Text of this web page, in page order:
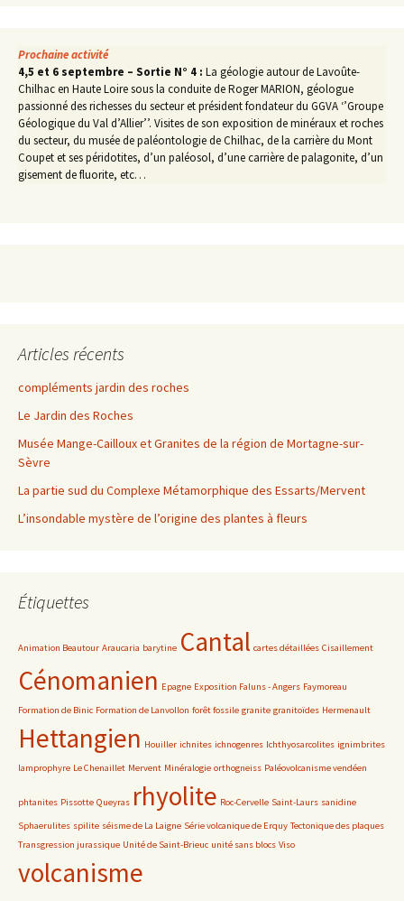
Prochaine activité
4,5 et 6 septembre – Sortie N° 4 : La géologie autour de Lavoûte-
Chilhac en Haute Loire sous la conduite de Roger MARION, géologue
passionné des richesses du secteur et président fondateur du GGVA ‘’Groupe
Géologique du Val d’Allier’’. Visites de son exposition de minéraux et roches
du secteur, du musée de paléontologie de Chilhac, de la carrière du Mont
Coupet et ses péridotites, d’un paléosol, d’une carrière de palagonite, d’un
gisement de fluorite, etc…
Articles récents
compléments jardin des roches
Le Jardin des Roches
Musée Mange-Cailloux et Granites de la région de Mortagne-sur-
Sèvre
La partie sud du Complexe Métamorphique des Essarts/Mervent
L’insondable mystère de l’origine des plantes à fleurs
Étiquettes
Animation Beautour Araucaria barytine Cantal cartes détaillées Cisaillement
Cénomanien Epagne Exposition Faluns - Angers Faymoreau
Formation de Binic Formation de Lanvollon forêt fossile granite granitoïdes Hermenault
Hettangien Houiller ichnites ichnogenres Ichthyosarcolites ignimbrites
lamprophyre Le Chenaillet Mervent Minéralogie orthogneiss Paléovolcanisme vendéen
phtanites Pissotte Queyras rhyolite Roc-Cervelle Saint-Laurs sanidine
Sphaerulites spilite séisme de La Laigne Série volcanique de Erquy Tectonique des plaques
Transgression jurassique Unité de Saint-Brieuc unité sans blocs Viso
volcanisme